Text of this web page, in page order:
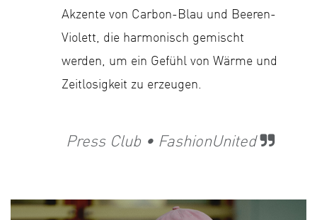
Akzente von Carbon-Blau und Beeren-
Violett, die harmonisch gemischt
werden, um ein Gefühl von Wärme und
Zeitlosigkeit zu erzeugen.
Press Club • FashionUnited